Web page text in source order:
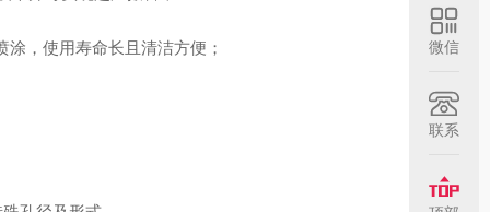
，使用寿命长且清洁方便； 微信
联系